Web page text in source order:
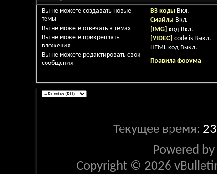
Вы не можете создавать новые
темы
Вы не можете отвечать в темах
Вы не можете прикреплять
вложения
Вы не можете редактировать свои
сообщения
BB коды Вкл.
Смайлы Вкл.
[IMG] код Вкл.
[VIDEO] code is Выкл.
HTML код Выкл.
Правила форума
Текущее время:
Powered by
Copyright © 2026